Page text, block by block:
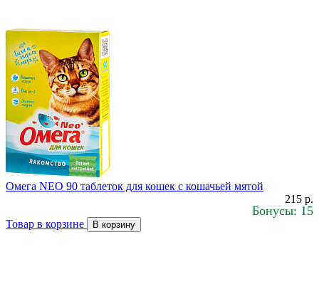
Омега NEO 90 таблеток для кошек с кошачьей мятой
215 р.
Бонусы: 15
Товар в корзине В корзину